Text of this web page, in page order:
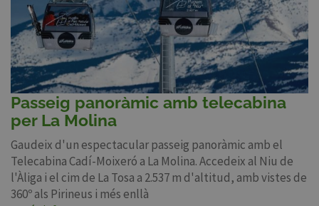
Passeig panoràmic amb telecabina
per La Molina
Gaudeix d'un espectacular passeig panoràmic amb el
Telecabina Cadí-Moixeró a La Molina. Accedeix al Niu de
l'Àliga i el cim de La Tosa a 2.537 m d'altitud, amb vistes de
360º als Pirineus i més enllà